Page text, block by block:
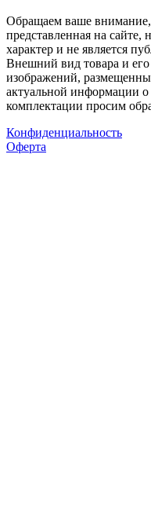
Обращаем ваше
представленная на
характер и не является
Внешний вид товара и его
изображений,
актуальной информации о
комплектации просим
Конфиденциальность
Оферта